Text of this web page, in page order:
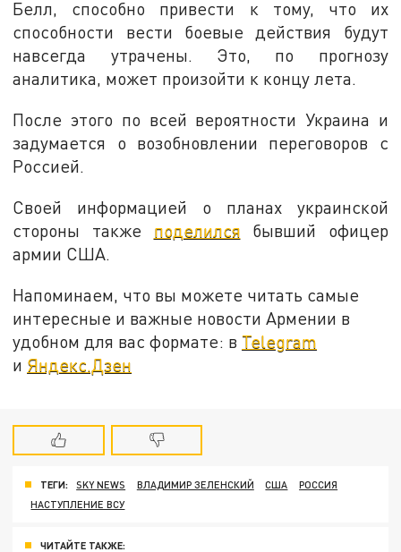
Белл, способно привести к тому, что их
способности вести боевые действия будут
навсегда утрачены. Это, по прогнозу
аналитика, может произойти к концу лета.
После этого по всей вероятности Украина и
задумается о возобновлении переговоров с
Россией.
Своей информацией о планах украинской
стороны также поделился бывший офицер
армии США.
Напоминаем, что вы можете читать самые
интересные и важные новости Армении в
удобном для вас формате: в Telegram
и Яндекс.Дзен
ТЕГИ: SKY NEWS ВЛАДИМИР ЗЕЛЕНСКИЙ США
РОССИЯ
НАСТУПЛЕНИЕ ВСУ
ЧИТАЙТЕ ТАКЖЕ: